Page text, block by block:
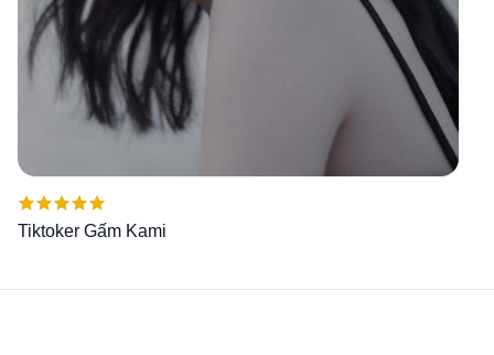
Tiktoker Gấm Kami
Được xếp